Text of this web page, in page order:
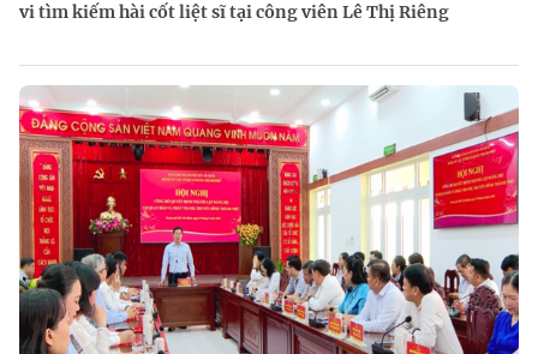
vi tìm kiếm hài cốt liệt sĩ tại công viên Lê Thị Riêng